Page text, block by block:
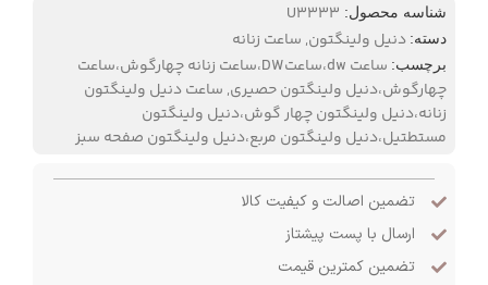
شناسه محصول: U3333
دسته: دنیل ولینگتون, ساعت زنانه
برچسب:
ساعت dw،ساعتDW،ساعت زنانه چهارگوش،ساعت
چهارگوش،دنیل ولینگتون حصیری, ساعت دنیل ولینگتون
زنانه،دنیل ولینگتون چهار گوش،دنیل ولینگتون
مستطتیل،دنیل ولینگتون مربع،دنیل ولینگتون صفحه سبز
تضمین اصالت و کیفیت کالا
ارسال با پست پیشتاز
تضمین کمترین قیمت